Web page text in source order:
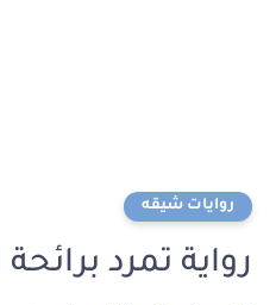
روايات شيقه
رواية تمرد